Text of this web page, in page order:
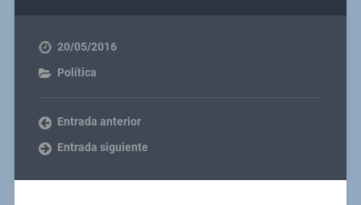
20/05/2016
Política
Entrada anterior
Entrada siguiente